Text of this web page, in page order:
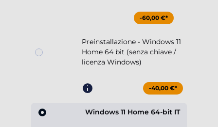
-60,00 €*
Preinstallazione - Windows 11
Home 64 bit (senza chiave /
licenza Windows)
-40,00 €*
Windows 11 Home 64-bit IT